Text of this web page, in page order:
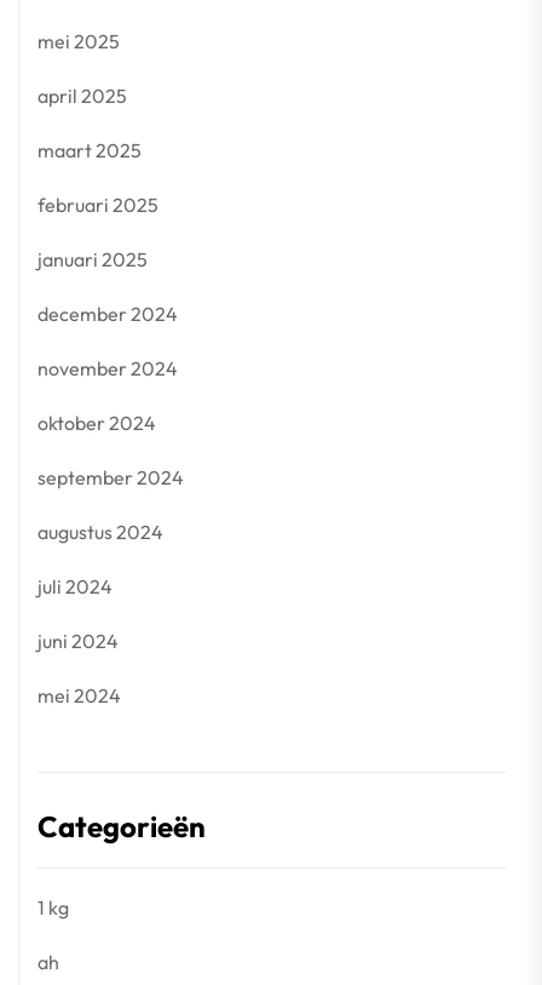
mei 2025
april 2025
maart 2025
februari 2025
januari 2025
december 2024
november 2024
oktober 2024
september 2024
augustus 2024
juli 2024
juni 2024
mei 2024
Categorieën
1 kg
ah